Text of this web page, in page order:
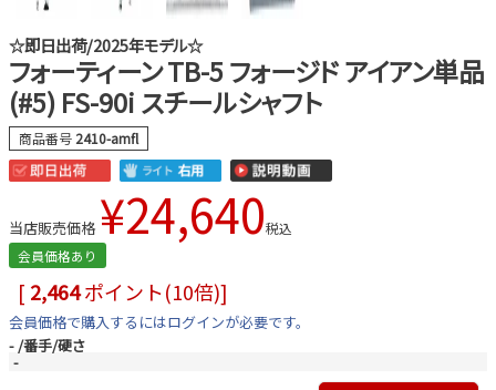
☆即日出荷/2025年モデル☆
フォーティーン TB-5 フォージド アイアン単品
(#5) FS-90i スチールシャフト
商品番号 2410-amfl
当店販売価格 ¥24,640税込
会員価格あり
[ 2,464ポイント(10倍)]
会員価格で購入するにはログインが必要です。
- 番手/硬さ
-